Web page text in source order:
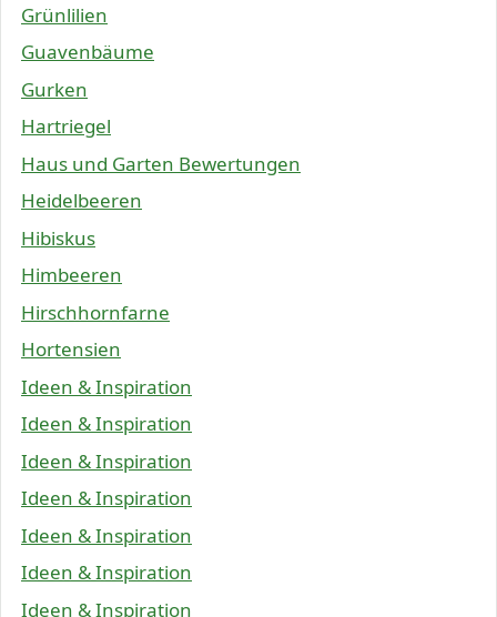
Grünlilien
Guavenbäume
Gurken
Hartriegel
Haus und Garten Bewertungen
Heidelbeeren
Hibiskus
Himbeeren
Hirschhornfarne
Hortensien
Ideen & Inspiration
Ideen & Inspiration
Ideen & Inspiration
Ideen & Inspiration
Ideen & Inspiration
Ideen & Inspiration
Ideen & Inspiration